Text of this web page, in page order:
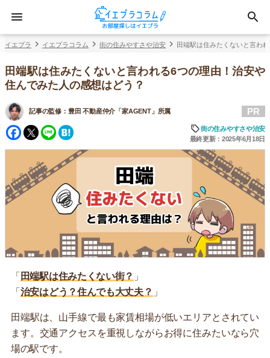
イエプラ イエプラコラム 街の住みやすさや治安 田端駅は住みたくないと言わ
田端駅は住みたくないと言われる6つの理由！治安や
住んでみた人の感想はどう？
記事の監修： 豊田 不動産仲介「家AGENT」所属
Facebook
Twitter
Line
PR
街の住みやすさや治安
最終更新：2025年6月18日
「 田端駅は住みたくない街？ 」
「 治安はどう？住んでも大丈夫？ 」
田端駅は、山手線で最も家賃相場が低いエリアとされてい
ます。交通アクセスを重視しながらお得に住みたいなら穴
場の駅です。